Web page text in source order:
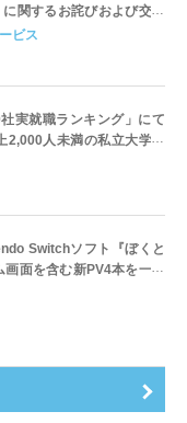
関するお詫びおよび交換
ビス
実就職ランキング」にて
2,000人未満の私立大学で
率は26.5%（前年比＋
学でも10位にランクイン
Switchソフト『ぼくと
面を含む新PV4本を一挙